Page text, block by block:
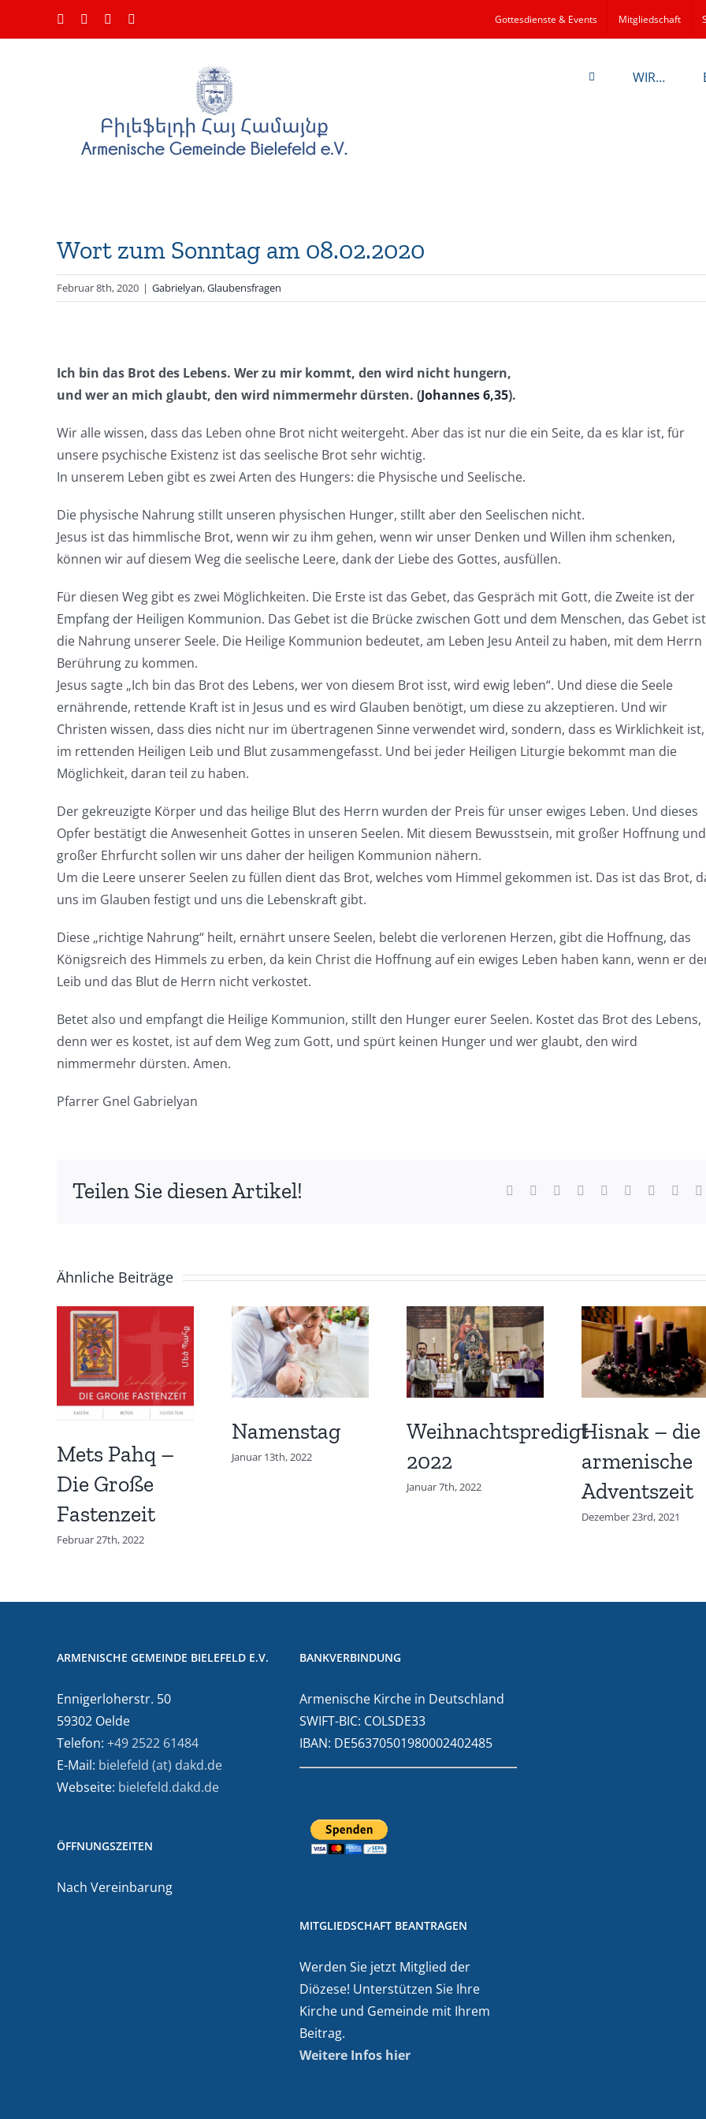
FacebookInstagramYouTube Gottesdienste & Events Mitgliedschaft
WIR…
Wort zum Sonntag am 08.02.2020
Februar 8th, 2020 | Gabrielyan,Glaubensfragen
Ich bin das Brot des Lebens. Wer zu mir kommt, den wird nicht hungern,
und wer an mich glaubt, den wird nimmermehr dürsten. (Johannes 6,35).
Wir alle wissen, dass das Leben ohne Brot nicht weitergeht. Aber das ist nur die ein Seite, da es klar ist, für
unsere psychische Existenz ist das seelische Brot sehr wichtig.
In unserem Leben gibt es zwei Arten des Hungers: die Physische und Seelische.
Die physische Nahrung stillt unseren physischen Hunger, stillt aber den Seelischen nicht.
Jesus ist das himmlische Brot, wenn wir zu ihm gehen, wenn wir unser Denken und Willen ihm schenken,
können wir auf diesem Weg die seelische Leere, dank der Liebe des Gottes, ausfüllen.
Für diesen Weg gibt es zwei Möglichkeiten. Die Erste ist das Gebet, das Gespräch mit Gott, die Zweite ist der
Empfang der Heiligen Kommunion. Das Gebet ist die Brücke zwischen Gott und dem Menschen, das Gebet ist
die Nahrung unserer Seele. Die Heilige Kommunion bedeutet, am Leben Jesu Anteil zu haben, mit dem Herrn
Berührung zu kommen.
Jesus sagte „Ich bin das Brot des Lebens, wer von diesem Brot isst, wird ewig leben“. Und diese die Seele
ernährende, rettende Kraft ist in Jesus und es wird Glauben benötigt, um diese zu akzeptieren. Und wir
Christen wissen, dass dies nicht nur im übertragenen Sinne verwendet wird, sondern, dass es Wirklichkeit ist,
im rettenden Heiligen Leib und Blut zusammengefasst. Und bei jeder Heiligen Liturgie bekommt man die
Möglichkeit, daran teil zu haben.
Der gekreuzigte Körper und das heilige Blut des Herrn wurden der Preis für unser ewiges Leben. Und dieses
Opfer bestätigt die Anwesenheit Gottes in unseren Seelen. Mit diesem Bewusstsein, mit großer Hoffnung und
großer Ehrfurcht sollen wir uns daher der heiligen Kommunion nähern.
Um die Leere unserer Seelen zu füllen dient das Brot, welches vom Himmel gekommen ist. Das ist das Brot,
uns im Glauben festigt und uns die Lebenskraft gibt.
Diese „richtige Nahrung“ heilt, ernährt unsere Seelen, belebt die verlorenen Herzen, gibt die Hoffnung, das
Königsreich des Himmels zu erben, da kein Christ die Hoffnung auf ein ewiges Leben haben kann, wenn er
Leib und das Blut de Herrn nicht verkostet.
Betet also und empfangt die Heilige Kommunion, stillt den Hunger eurer Seelen. Kostet das Brot des Lebens,
denn wer es kostet, ist auf dem Weg zum Gott, und spürt keinen Hunger und wer glaubt, den wird
nimmermehr dürsten. Amen.
Pfarrer Gnel Gabrielyan
Teilen Sie diesen Artikel! Facebook Reddit LinkedInWhatsApp
TumblrPinterest
Ähnliche Beiträge
Mets Pahq –
Die Große
Fastenzeit
Februar 27th, 2022
Namenstag
Januar 13th, 2022
Weihnachtspredigt
2022
Januar 7th, 2022
Hisnak – die
armenische
Adventszeit
Dezember 23rd, 2021
ARMENISCHE GEMEINDE BIELEFELD E.V.
Ennigerloherstr. 50
59302 Oelde
Telefon: +49 2522 61484
E-Mail: bielefeld (at) dakd.de
Webseite: bielefeld.dakd.de
ÖFFNUNGSZEITEN
Nach Vereinbarung
BANKVERBINDUNG
Armenische Kirche in Deutschland
SWIFT-BIC: COLSDE33
IBAN: DE56370501980002402485
MITGLIEDSCHAFT BEANTRAGEN
Werden Sie jetzt Mitglied der
Diözese! Unterstützen Sie Ihre
Kirche und Gemeinde mit Ihrem
Beitrag.
Weitere Infos hier